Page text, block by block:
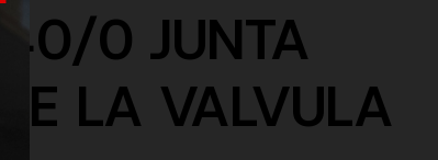
0 JUNTA
LA VALVULA